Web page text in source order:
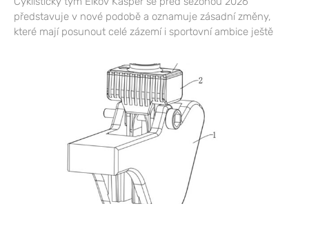
představuje v nové podobě a oznamuje zásadní změny,
které mají posunout celé zázemí i sportovní ambice ještě